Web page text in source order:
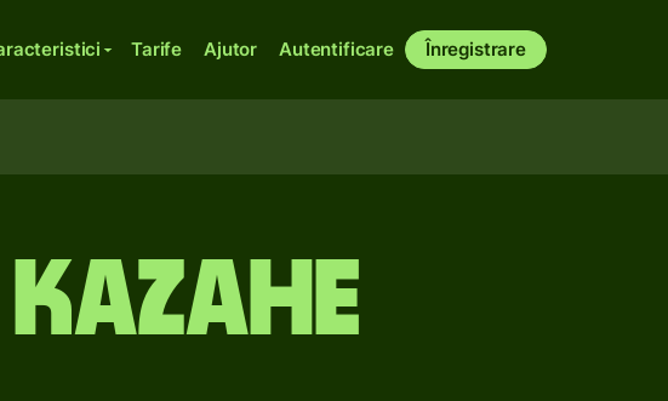
Tarife Ajutor Autentificare Înregistrare